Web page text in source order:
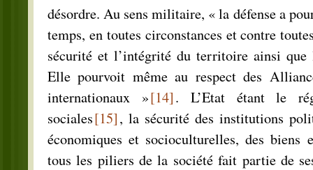
désordre. Au sens militaire, « la défense a
temps, en toutes circonstances et contre
sécurité et l’intégrité du territoire ainsi que
Elle pourvoit même au respect des
internationaux »[14]. L’Etat étant le
sociales[15], la sécurité des institutions
économiques et socioculturelles, des biens
tous les piliers de la société fait partie de